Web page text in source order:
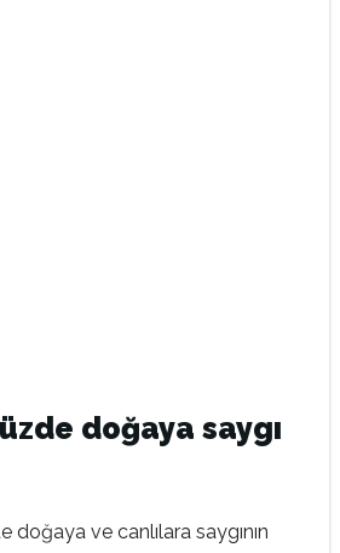
doğaya saygı
doğaya ve canlılara saygının